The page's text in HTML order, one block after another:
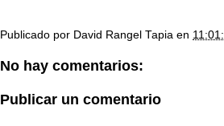
Publicado por David Rangel Tapia en
No hay comentarios:
Publicar un comentario